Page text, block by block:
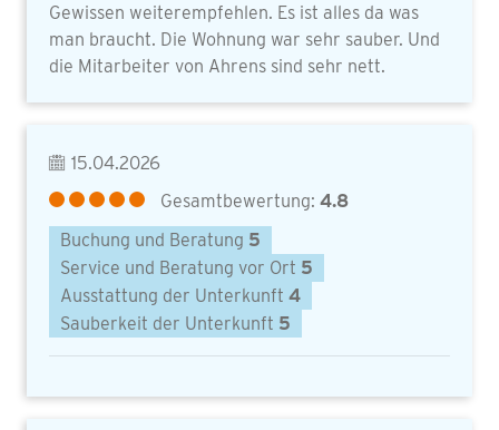
Gewissen weiterempfehlen. Es ist alles da was
man braucht. Die Wohnung war sehr sauber. Und
die Mitarbeiter von Ahrens sind sehr nett.
15.04.2026
Gesamtbewertung: 4.8
Buchung und Beratung 5
Service und Beratung vor Ort 5
Ausstattung der Unterkunft 4
Sauberkeit der Unterkunft 5